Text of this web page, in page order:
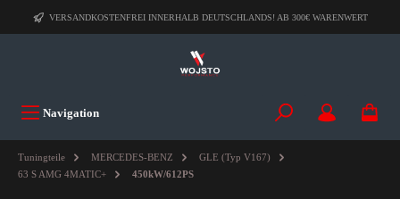
VERSANDKOSTENFREI INNERHALB DEUTSCHLANDS! AB 300€ WARENWERT
Navigation
Tuningteile MERCEDES-BENZ
GLE (Typ V167)
63 S AMG 4MATIC+
450kW/612PS